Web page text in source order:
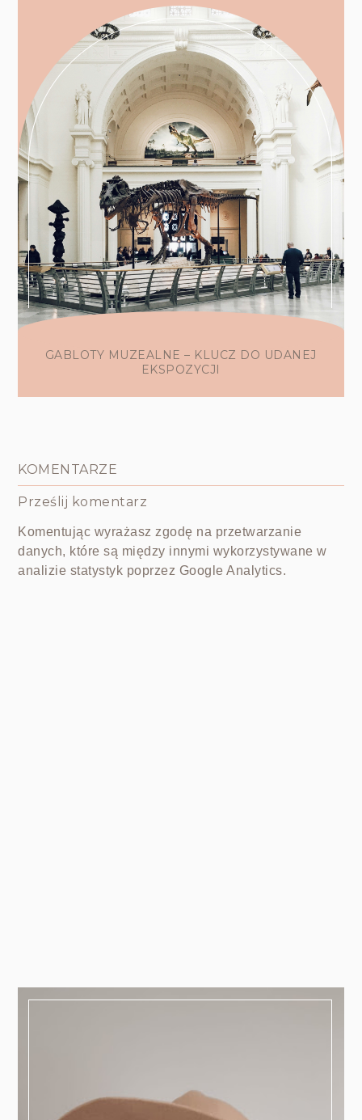
GABLOTY MUZEALNE – KLUCZ DO UDANEJ
EKSPOZYCJI
KOMENTARZE
Prześlij komentarz
Komentując wyrażasz zgodę na przetwarzanie
danych, które są między innymi wykorzystywane w
analizie statystyk poprzez Google Analytics.